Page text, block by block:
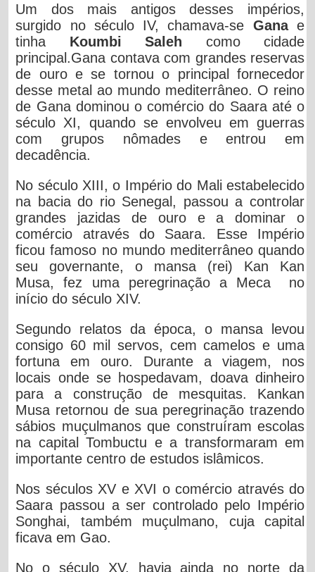
Um dos mais antigos desses impérios,
surgido no século IV, chamava-se Ganae
tinha Koumbi Saleh como cidade
principal.Gana contava com grandes reservas
de ouro e se tornou o principal fornecedor
desse metal ao mundo mediterrâneo. O reino
de Gana dominou o comércio do Saara até o
século XI, quando se envolveu em guerras
com grupos nômades e entrou em
decadência.
No século XIII, o Império do Mali estabelecido
na bacia do rio Senegal, passou a controlar
grandes jazidas de ouro e a dominar o
comércio através do Saara. Esse Império
ficou famoso no mundo mediterrâneo quando
seu governante, o mansa (rei) Kan Kan
Musa, fez uma peregrinação a Meca no
início do século XIV.
Segundo relatos da época, o mansa levou
consigo 60 mil servos, cem camelos e uma
fortuna em ouro. Durante a viagem, nos
locais onde se hospedavam, doava dinheiro
para a construção de mesquitas. Kankan
Musa retornou de sua peregrinação trazendo
sábios muçulmanos que construíram escolas
na capital Tombuctu e a transformaram em
importante centro de estudos islâmicos.
Nos séculos XV e XVI o comércio através do
Saara passou a ser controlado pelo Império
Songhai, também muçulmano, cuja capital
ficava em Gao.
No o século XV, havia ainda no norte da